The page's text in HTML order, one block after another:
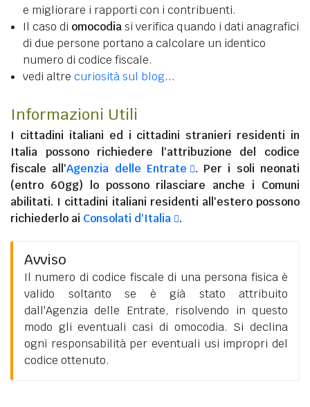
e migliorare i rapporti con i contribuenti.
Il caso di omocodiasi verifica quando i dati anagrafici
di due persone portano a calcolare un identico
numero di codice fiscale.
vedi altre curiosità sul blog...
Informazioni Utili
I cittadini italiani ed i cittadini stranieri residenti in
Italia possono richiedere l'attribuzione del codice
fiscale all'Agenzia delle Entrate
. Per i soli neonati
(entro 60gg) lo possono rilasciare anche i Comuni
abilitati. I cittadini italiani residenti all'esteropossono
richiederlo ai Consolati d'Italia .
Avviso
Il numero di codice fiscale di una persona fisica è
valido soltanto se è già stato attribuito
dall'Agenzia delle Entrate, risolvendo in questo
modo gli eventuali casi di omocodia. Si declina
ogni responsabilità per eventuali usi impropri del
codice ottenuto.